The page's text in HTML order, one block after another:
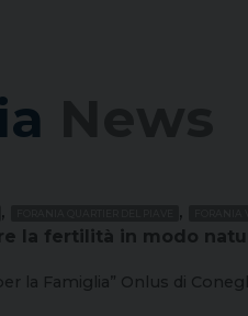
, ,
la fertilità in modo
la Famiglia” Onlus di